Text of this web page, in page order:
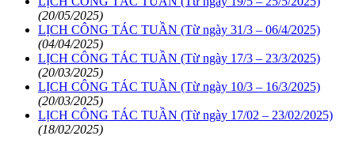
(20/05/2025)
LỊCH CÔNG TÁC TUẦN (Từ ngày 31/3 – 06/4/2025)
(04/04/2025)
LỊCH CÔNG TÁC TUẦN (Từ ngày 17/3 – 23/3/2025)
(20/03/2025)
LỊCH CÔNG TÁC TUẦN (Từ ngày 10/3 – 16/3/2025)
(20/03/2025)
LỊCH CÔNG TÁC TUẦN (Từ ngày 17/02 – 23/02/2025)
(18/02/2025)